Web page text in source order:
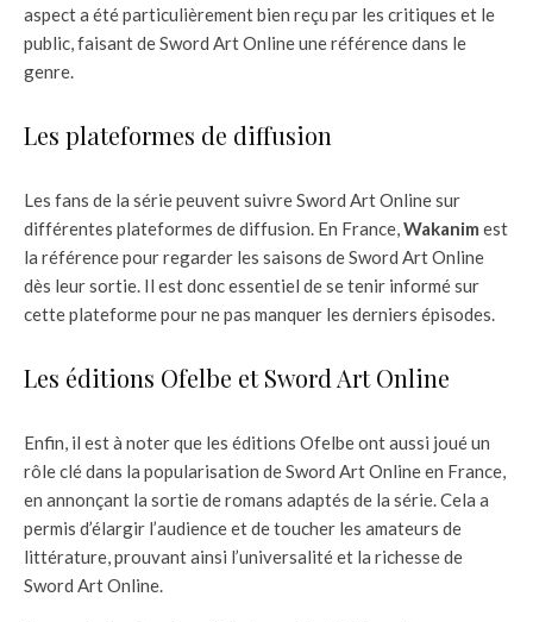
aspect a été particulièrement bien reçu par les critiques et le
public, faisant de Sword Art Online une référence dans le
genre.
Les plateformes de diffusion
Les fans de la série peuvent suivre Sword Art Online sur
différentes plateformes de diffusion. En France,Wakanim est
la référence pour regarder les saisons de Sword Art Online
dès leur sortie. Il est donc essentiel de se tenir informé sur
cette plateforme pour ne pas manquer les derniers épisodes.
Les éditions Ofelbe et Sword Art Online
Enfin, il est à noter que les éditions Ofelbe ont aussi joué un
rôle clé dans la popularisation de Sword Art Online en France,
en annonçant la sortie de romans adaptés de la série. Cela a
permis d’élargir l’audience et de toucher les amateurs de
littérature, prouvant ainsi l’universalité et la richesse de
Sword Art Online.